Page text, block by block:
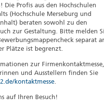
Die Profis aus den Hochschulen
(Hochschule Merseburg und
beraten sowohl zu den
zur Gestaltung. Bitte melden
separat
Plätze ist begrenzt.
zur Firmenkontaktmesse,
und Ausstellern finden Sie
kontaktmesse.
auf Ihren Besuch!